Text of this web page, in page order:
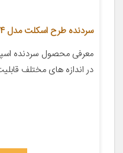
سردنده طرح اسکلت مدل ES1004
معرفی محصول سردنده
در اندازه های مختلف